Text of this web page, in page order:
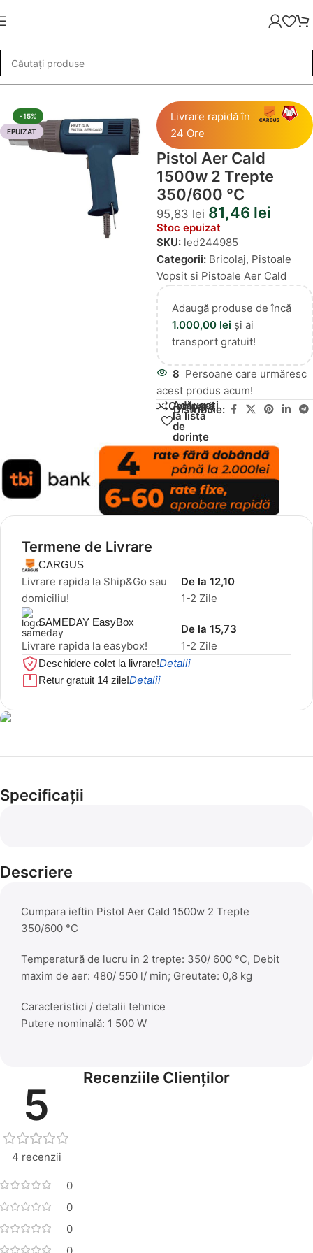
Aer Cald»Pistol Aer Cald 1500w 2 Trepte 350/600 °C
-15%
EPUIZAT
Livrare rapidă în
24 Ore
Pistol Aer Cald
1500w 2 Trepte
350/600 °C
95,83lei 81,46 lei
Stoc epuizat
SKU: led244985
Categorii: Bricolaj, Pistoale
Vopsit si Pistoale Aer Cald
Adaugă produse de încă
1.000,00 lei și ai
transport gratuit!
8 Persoane care urmăresc
acest produs acum!
Compară
Adăugați
la lista
de
dorințe
Distribuie:
Termene de Livrare
CARGUS
Livrare rapida la Ship&Go sau
domiciliu!
1-2 Zile
De la 12,10
SAMEDAY EasyBox
Livrare rapida la easybox! 1-2 Zile
De la 15,73
Deschidere colet la livrare!Detalii
Retur gratuit 14 zile!Detalii
Cel mai mic preț!
56,86 LEI
Specificații
Descriere
Cumpara ieftin Pistol Aer Cald 1500w 2 Trepte
350/600 °C
Temperatură de lucru in 2 trepte: 350/ 600 °C, Debit
maxim de aer: 480/ 550 l/ min; Greutate: 0,8 kg
Caracteristici / detalii tehnice
Putere nominală: 1 500 W
Recenziile Clienților
5
4 recenzii
0
0
0
0